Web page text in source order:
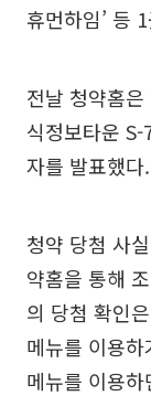
휴먼하임’ 등
전날 청약홈은
식정보타운 S-
자를 발표했다.
청약 당첨 사
약홈을 통해
의 당첨 확인
메뉴를 이용
메뉴를 이용하